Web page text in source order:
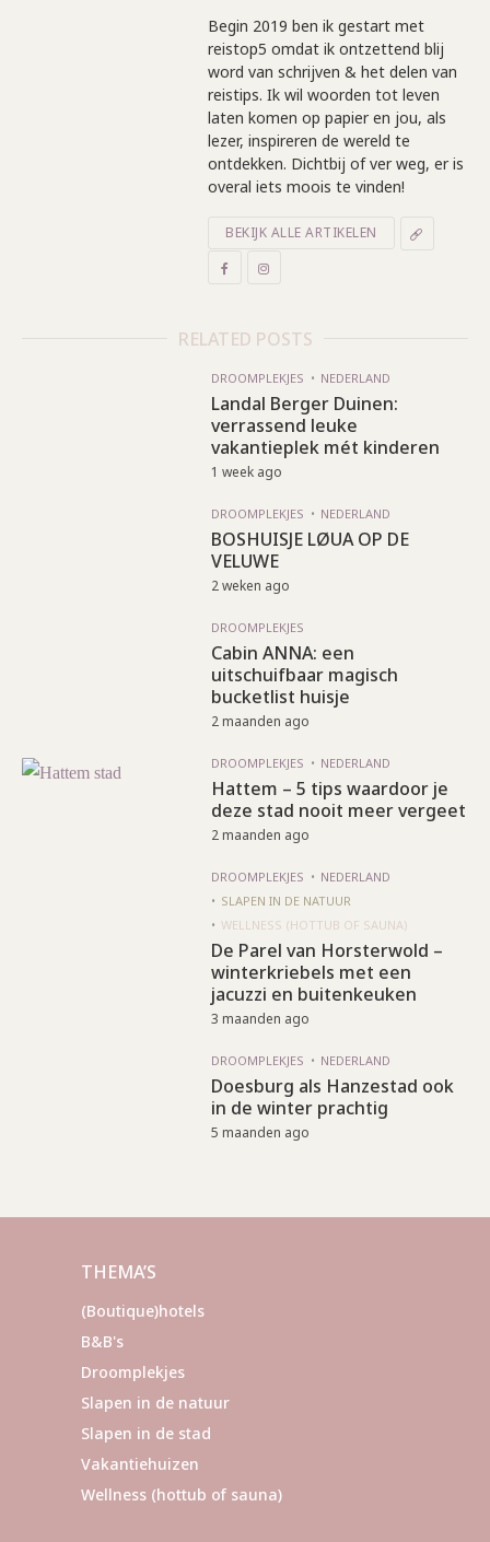
Begin 2019 ben ik gestart met
reistop5 omdat ik ontzettend blij
word van schrijven & het delen van
reistips. Ik wil woorden tot leven
laten komen op papier en jou, als
lezer, inspireren de wereld te
ontdekken. Dichtbij of ver weg, er is
overal iets moois te vinden!
BEKIJK ALLE ARTIKELEN
RELATED POSTS
DROOMPLEKJES NEDERLAND
Landal Berger Duinen:
verrassend leuke
vakantieplek mét kinderen
1 week ago
DROOMPLEKJES NEDERLAND
BOSHUISJE LØUA OP DE
VELUWE
2 weken ago
DROOMPLEKJES
Cabin ANNA: een
uitschuifbaar magisch
bucketlist huisje
2 maanden ago
DROOMPLEKJES NEDERLAND
Hattem – 5 tips waardoor je
deze stad nooit meer vergeet
2 maanden ago
DROOMPLEKJES
NEDERLAND
SLAPEN IN DE NATUUR
WELLNESS (HOTTUB OF SAUNA)
De Parel van Horsterwold –
winterkriebels met een
jacuzzi en buitenkeuken
3 maanden ago
DROOMPLEKJES NEDERLAND
Doesburg als Hanzestad ook
in de winter prachtig
5 maanden ago
THEMA’S
(Boutique)hotels
B&B's
Droomplekjes
Slapen in de natuur
Slapen in de stad
Vakantiehuizen
Wellness (hottub of sauna)